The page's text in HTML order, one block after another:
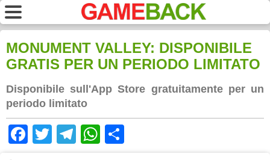
MONUMENT VALLEY: DISPONIBILE
GRATIS PER UN PERIODO LIMITATO
Disponibile sull'App Store gratuitamente per un
periodo limitato
Facebook
TwitterTelegram
WhatsApp